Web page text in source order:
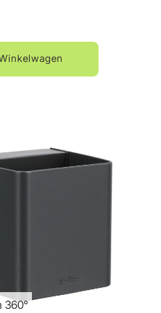
360°